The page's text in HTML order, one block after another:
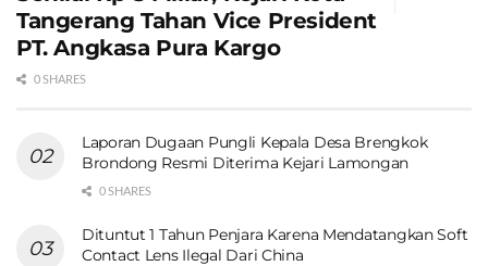
Tangerang Tahan Vice President
PT. Angkasa Pura Kargo
0 SHARES
Laporan Dugaan Pungli Kepala Desa Brengkok
Brondong Resmi Diterima Kejari Lamongan
0 SHARES
Dituntut 1 Tahun Penjara Karena Mendatangkan Soft
Contact Lens Ilegal Dari China